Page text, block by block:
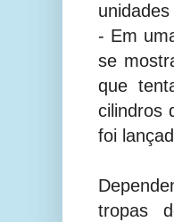
- Em
se
que
cilindros
foi
tropas